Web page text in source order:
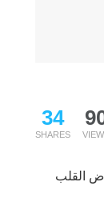
34
SHARES
القلب